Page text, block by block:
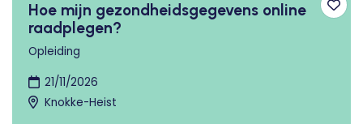
Hoe mijn gezondheidsgegevens online
raadplegen?
Opleiding
21/11/2026
Knokke-Heist